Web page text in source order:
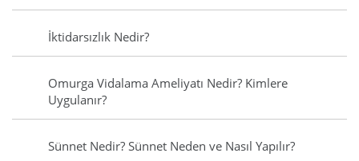
İktidarsızlık Nedir?
Omurga Vidalama Ameliyatı Nedir? Kimlere
Uygulanır?
Sünnet Nedir? Sünnet Neden ve Nasıl Yapılır?